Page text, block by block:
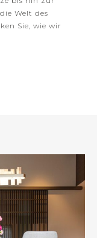
Welt des
Sie, wie wir